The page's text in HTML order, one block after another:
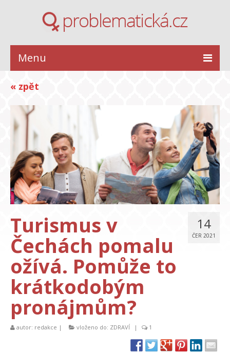
Menu
KRÁSA
INSPIRACE
VZTAHY
« zpět
14
ČER 2021
Turismus v
Čechách pomalu
ožívá. Pomůže to
krátkodobým
pronájmům?
autor: redakce | vloženo do: ZDRAVÍ | 1